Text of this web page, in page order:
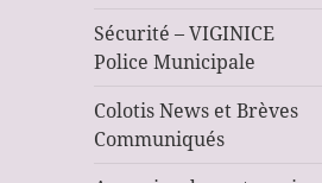
Sécurité – VIGINICE
Police Municipale
Colotis News et Brèves
Communiqués